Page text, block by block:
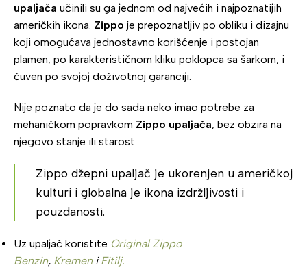
upaljača učinili su ga jednom od najvećih i najpoznatijih
američkih ikona. Zippo je prepoznatljiv po obliku i dizajnu
koji omogućava jednostavno korišćenje i postojan
plamen, po karakterističnom kliku poklopca sa šarkom, i
čuven po svojoj doživotnoj garanciji.
Nije poznato da je do sada neko imao potrebe za
mehaničkom popravkom Zippo upaljača, bez obzira na
njegovo stanje ili starost.
Zippo džepni upaljač je ukorenjen u američkoj
kulturi i globalna je ikona izdržljivosti i
pouzdanosti.
Uz upaljač koristite Original Zippo
Benzin, KremeniFitilj.